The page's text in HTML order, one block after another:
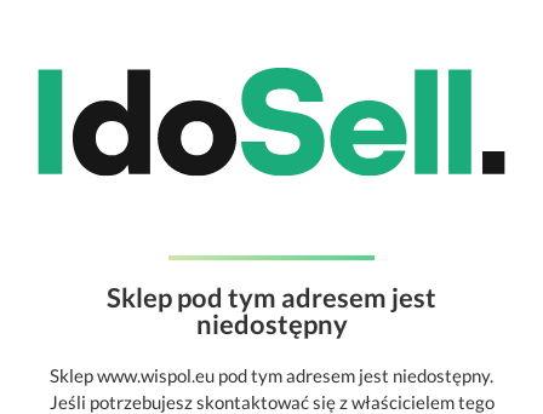
Sklep pod tym adresem jest
niedostępny
Sklep www.wispol.eu pod tym adresem jest niedostępny.
Jeśli potrzebujesz skontaktować się z właścicielem tego